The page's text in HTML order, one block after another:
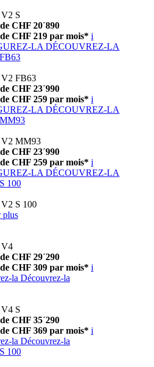
V2 S
CHF 20´890
CHF 219 par mois* i
LA DÉCOUVREZ-LA
V2 FB63
CHF 23´990
CHF 259 par mois* i
LA DÉCOUVREZ-LA
V2 MM93
CHF 23´990
CHF 259 par mois* i
LA DÉCOUVREZ-LA
100
V2 S 100
plus
V4
CHF 29´290
CHF 309 par mois* i
la Découvrez-la
V4 S
CHF 35´290
CHF 369 par mois* i
la Découvrez-la
100